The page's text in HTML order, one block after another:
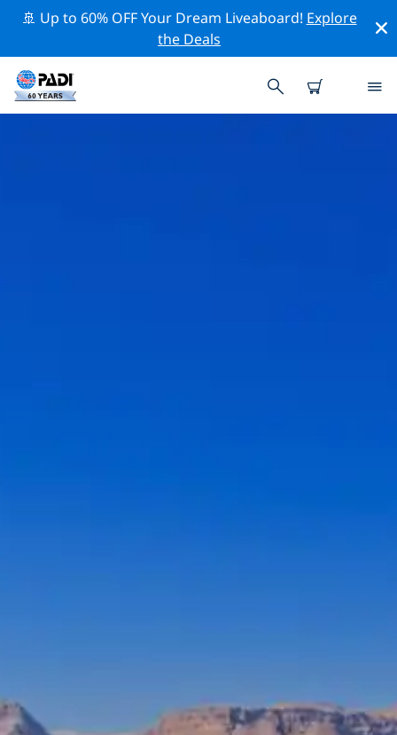
🚢 Up to 60% OFF Your Dream Liveaboard! Explore
the Deals